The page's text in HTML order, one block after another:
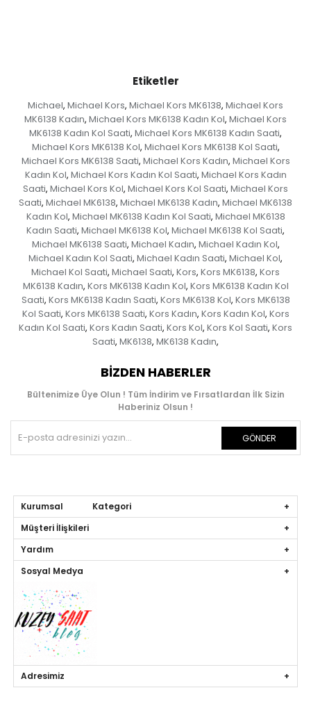
Etiketler
Michael, Michael Kors, Michael Kors MK6138, Michael Kors
MK6138 Kadın, Michael Kors MK6138 Kadın Kol, Michael Kors
MK6138 Kadın Kol Saati, Michael Kors MK6138 Kadın Saati,
Michael Kors MK6138 Kol, Michael Kors MK6138 Kol Saati,
Michael Kors MK6138 Saati, Michael Kors Kadın, Michael Kors
Kadın Kol, Michael Kors Kadın Kol Saati, Michael Kors Kadın
Saati, Michael Kors Kol, Michael Kors Kol Saati, Michael Kors
Saati, Michael MK6138, Michael MK6138 Kadın, Michael MK6138
Kadın Kol, Michael MK6138 Kadın Kol Saati, Michael MK6138
Kadın Saati, Michael MK6138 Kol, Michael MK6138 Kol Saati,
Michael MK6138 Saati, Michael Kadın, Michael Kadın Kol,
Michael Kadın Kol Saati, Michael Kadın Saati, Michael Kol,
Michael Kol Saati, Michael Saati, Kors, Kors MK6138, Kors
MK6138 Kadın, Kors MK6138 Kadın Kol, Kors MK6138 Kadın Kol
Saati, Kors MK6138 Kadın Saati, Kors MK6138 Kol, Kors MK6138
Kol Saati, Kors MK6138 Saati, Kors Kadın, Kors Kadın Kol, Kors
Kadın Kol Saati, Kors Kadın Saati, Kors Kol, Kors Kol Saati, Kors
Saati, MK6138, MK6138 Kadın,
BIZDEN HABERLER
Bültenimize Üye Olun ! Tüm İndirim ve Fırsatlardan İlk Sizin
Haberiniz Olsun !
GÖNDER
Kurumsal Kategori
Müşteri İlişkileri
Yardım
Sosyal Medya
Adresimiz